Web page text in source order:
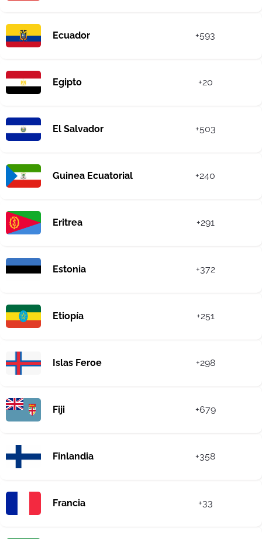
Ecuador +593
Egipto +20
El Salvador +503
Guinea Ecuatorial +240
Eritrea +291
Estonia +372
Etiopía +251
Islas Feroe +298
Fiji +679
Finlandia +358
Francia +33